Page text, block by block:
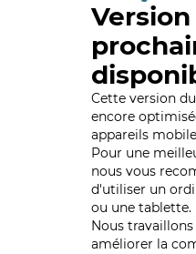
Cette version
encore
appareils
Pour une
nous vous
d'utiliser un
ou une tablette.
Nous
améliorer la